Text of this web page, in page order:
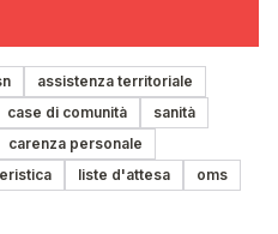
assistenza territoriale
case di comunità
sanità
carenza personale
liste d'attesa
oms